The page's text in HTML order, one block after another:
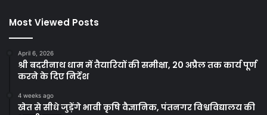
Most Viewed Posts
April 6, 2026
श्री बदरीनाथ धाम में तैयारियों की समीक्षा, 20 अप्रैल तक कार्य पूर्ण
करने के दिए निर्देश
4 weeks ago
खेत से सीधे जुड़ेंगे भावी कृषि वैज्ञानिक, पंतनगर विश्वविद्यालय की